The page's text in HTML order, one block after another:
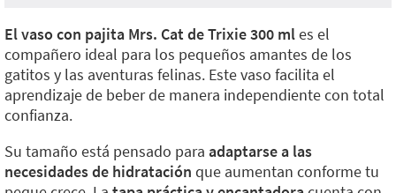
El vaso con pajita Mrs. Cat de Trixie 300 mles el
compañero ideal para los pequeños amantes de los
gatitos y las aventuras felinas. Este vaso facilita el
aprendizaje de beber de manera independiente con total
confianza.
Su tamaño está pensado para adaptarse a las
necesidades de hidratación que aumentan conforme tu